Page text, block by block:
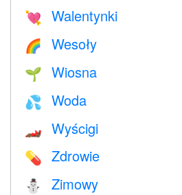
💘 Walentynki
🌈 Wesoły
🌱 Wiosna
💦 Woda
🏎 Wyścigi
💊 Zdrowie
⛄ Zimowy